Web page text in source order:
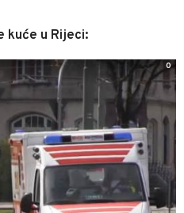
kuće u Rijeci:
0